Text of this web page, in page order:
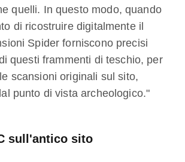
quelli. In questo modo, quando
di ricostruire digitalmente il
Spider forniscono precisi
questi frammenti di teschio, per
scansioni originali sul sito,
punto di vista archeologico."
sull'antico sito